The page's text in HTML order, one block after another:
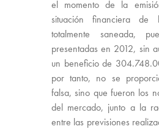
el momento de la
situación financiera
totalmente saneada,
presentadas en 2012, sin
un beneficio de
por tanto, no se
falsa, sino que fueron los
del mercado, junto a la
entre las previsiones